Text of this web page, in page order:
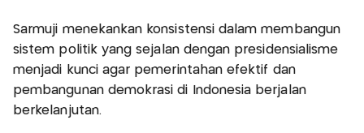
Sarmuji menekankan konsistensi dalam membangun
sistem politik yang sejalan dengan presidensialisme
menjadi kunci agar pemerintahan efektif dan
pembangunan demokrasi di Indonesia berjalan
berkelanjutan.